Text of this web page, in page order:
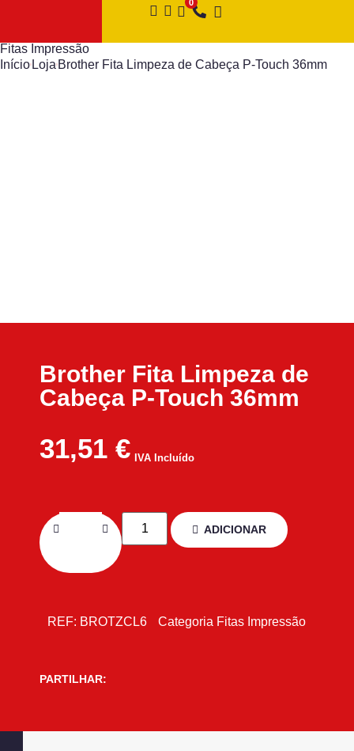
Fitas Impressão
Início Loja Brother Fita Limpeza de Cabeça P-Touch 36mm
Brother Fita Limpeza de
Cabeça P-Touch 36mm
31,51 € IVA Incluído
ADICIONAR
REF: BROTZCL6 Categoria Fitas Impressão
PARTILHAR: